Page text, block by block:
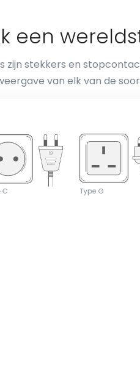
een
zijn stekkers en
van elk van de